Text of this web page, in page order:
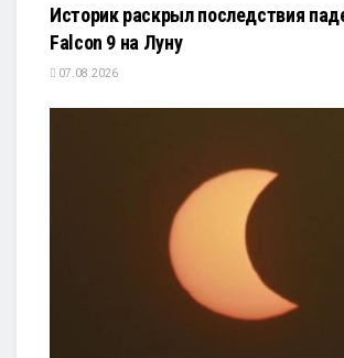
Историк раскрыл последствия
Falcon 9 на Луну
07.08.2026